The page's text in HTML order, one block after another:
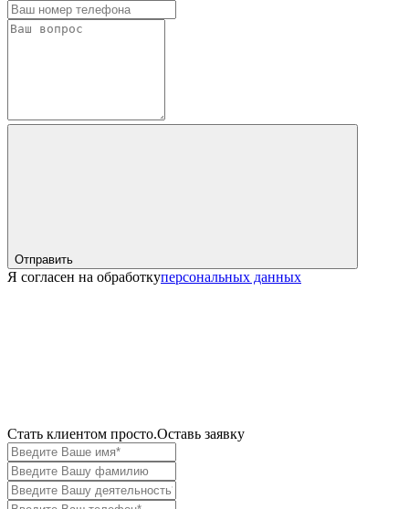
Отправить
Я согласен на обработкуперсональных данных
Cтать клиентом просто.Оставь заявку